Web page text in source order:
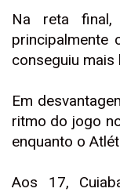
Na reta
principalmente
conseguiu mais
Em
ritmo do jogo
enquanto o
Aos 17,